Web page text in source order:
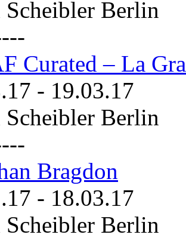
Berlin
Curated – La
- 19.03.17
Berlin
Bragdon
- 18.03.17
Berlin